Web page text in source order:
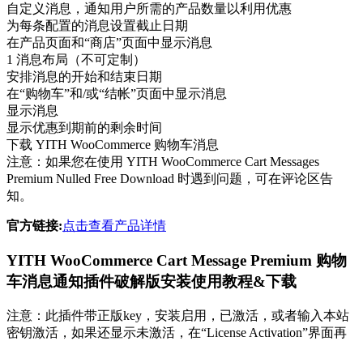
自定义消息，通知用户所需的产品数量以利用优惠
为每条配置的消息设置截止日期
在产品页面和“商店”页面中显示消息
1 消息布局（不可定制）
安排消息的开始和结束日期
在“购物车”和/或“结帐”页面中显示消息
显示消息
显示优惠到期前的剩余时间
下载 YITH WooCommerce 购物车消息
注意：如果您在使用 YITH WooCommerce Cart Messages
Premium Nulled Free Download 时遇到问题，可在评论区告
知。
官方链接:点击查看产品详情
YITH WooCommerce Cart Message Premium 购物
车消息通知插件破解版安装使用教程&下载
注意：此插件带正版key，安装启用，已激活，或者输入本站
密钥激活，如果还显示未激活，在“License Activation”界面再